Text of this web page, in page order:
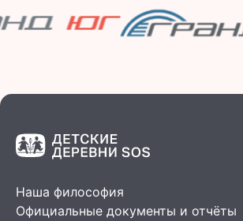
Наша философия
Официальные документы и отчёты